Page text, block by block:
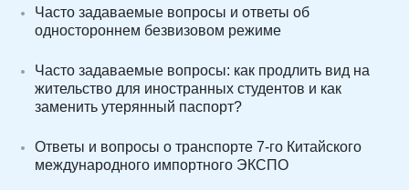
Часто задаваемые вопросы и ответы об
одностороннем безвизовом режиме
Часто задаваемые вопросы: как продлить вид на
жительство для иностранных студентов и как
заменить утерянный паспорт?
Ответы и вопросы о транспорте 7-го Китайского
международного импортного ЭКСПО